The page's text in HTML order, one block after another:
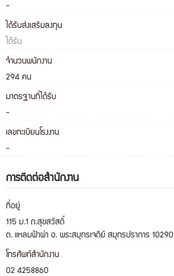
-
ได้รับส่งเสริมลงทุน
ได้รับ
จำนวนพนักงาน
294 คน
มาตรฐานที่ได้รับ
-
เลขทะเบียนโรงงาน
-
การติดต่อสำนักงาน
ที่อยู่
115 ม.1 ถ.สุขสวัสดิ์
ต. แหลมฟ้าผ่า อ. พระสมุทรเจดีย์ สมุทรปราการ 10290
โทรศัพท์สำนักงาน
02 4258860